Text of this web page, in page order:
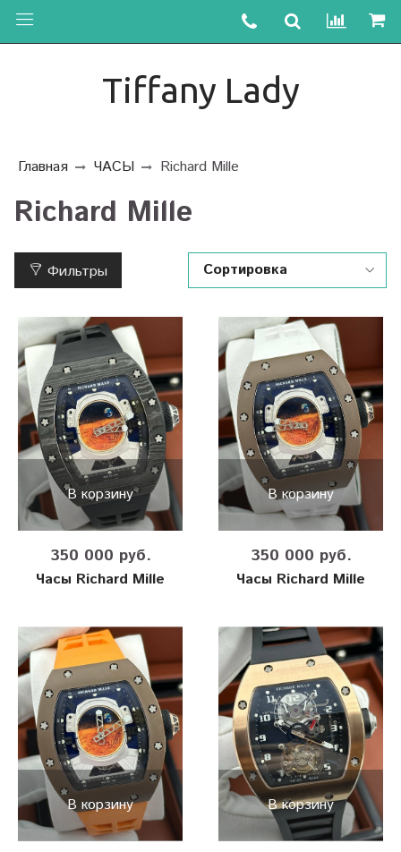
Tiffany Lady
Главная ЧАСЫ Richard Mille
Richard Mille
Фильтры
В корзину
350 000 руб.
Часы Richard Mille
В корзину
350 000 руб.
Часы Richard Mille
В корзину В корзину